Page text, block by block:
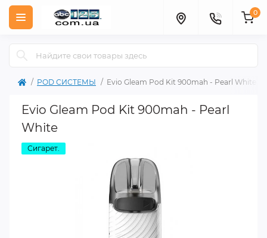
0
POD СИСТЕМЫ Evio Gleam Pod Kit 900mah - Pearl White
Evio Gleam Pod Kit 900mah - Pearl
White
Сигарет.